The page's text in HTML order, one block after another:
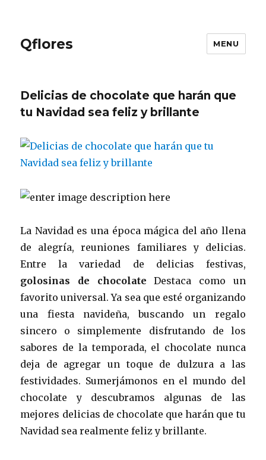
Qflores MENU
Delicias de chocolate que harán que
tu Navidad sea feliz y brillante
La Navidad es una época mágica del año llena
de alegría, reuniones familiares y delicias.
Entre la variedad de delicias festivas,
golosinas de chocolate Destaca como un
favorito universal. Ya sea que esté organizando
una fiesta navideña, buscando un regalo
sincero o simplemente disfrutando de los
sabores de la temporada, el chocolate nunca
deja de agregar un toque de dulzura a las
festividades. Sumerjámonos en el mundo del
chocolate y descubramos algunas de las
mejores delicias de chocolate que harán que tu
Navidad sea realmente feliz y brillante.